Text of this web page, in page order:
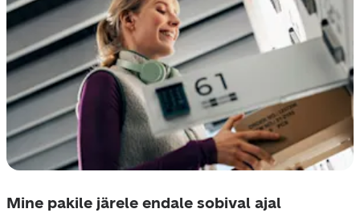
Mine pakile järele endale sobival ajal